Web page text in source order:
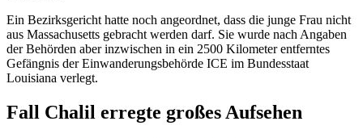
Ein Bezirksgericht hatte noch angeordnet, dass die junge Frau nicht
aus Massachusetts gebracht werden darf. Sie wurde nach Angaben
der Behörden aber inzwischen in ein 2500 Kilometer entferntes
Gefängnis der Einwanderungsbehörde ICE im Bundesstaat
Louisiana verlegt.
Fall Chalil erregte großes Aufsehen